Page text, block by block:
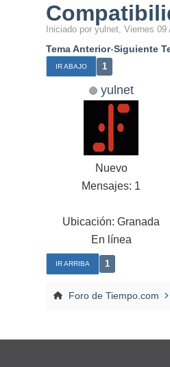
Iniciado por yulnet, Viernes
Tema Anterior-Siguiente
IR ABAJO 1
yulnet
Nuevo
Mensajes: 1
Ubicación: Granada
En línea
IR ARRIBA 1
Foro de Tiempo.com